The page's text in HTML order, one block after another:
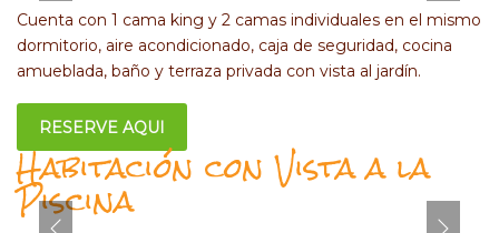
Cuenta con 1 cama king y 2 camas individuales en el mismo
dormitorio, aire acondicionado, caja de seguridad, cocina
amueblada, baño y terraza privada con vista al jardín.
RESERVE AQUI
Habitación con Vista a la
Piscina